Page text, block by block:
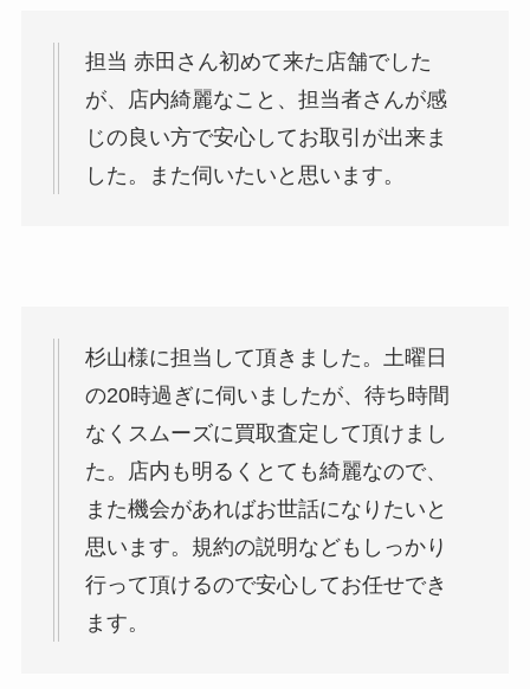
担当 赤田さん初めて来た店舗でした
が、店内綺麗なこと、担当者さんが感
じの良い方で安心してお取引が出来ま
した。また伺いたいと思います。
杉山様に担当して頂きました。土曜日
の20時過ぎに伺いましたが、待ち時間
なくスムーズに買取査定して頂けまし
た。店内も明るくとても綺麗なので、
また機会があればお世話になりたいと
思います。規約の説明などもしっかり
行って頂けるので安心してお任せでき
ます。